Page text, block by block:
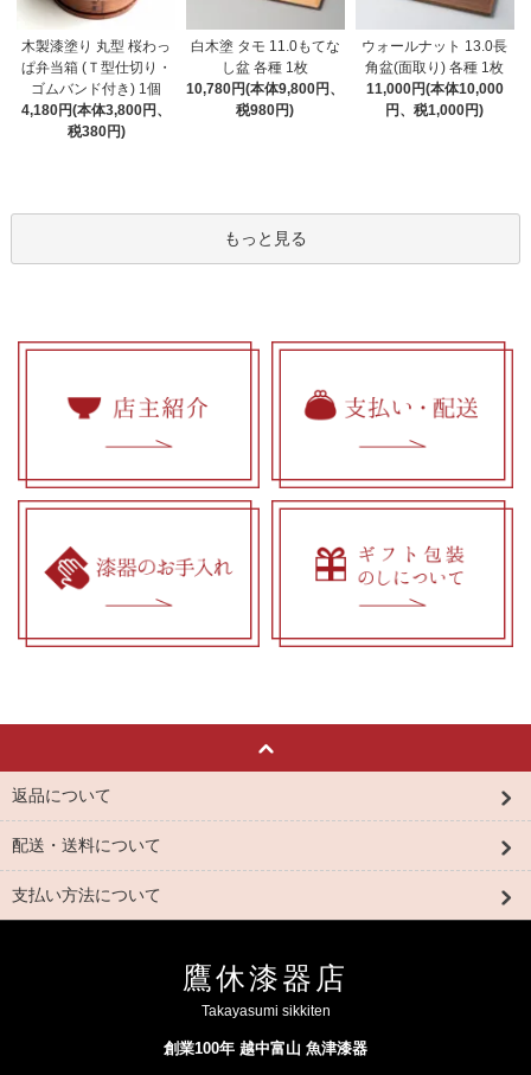
木製漆塗り 丸型 桜わっ
ぱ弁当箱 (Ｔ型仕切り・
ゴムバンド付き) 1個
4,180円(本体3,800円、
税380円)
白木塗 タモ 11.0もてな
し盆 各種 1枚
10,780円(本体9,800円、
税980円)
ウォールナット 13.0長
角盆(面取り) 各種 1枚
11,000円(本体10,000
円、税1,000円)
もっと見る
返品について
配送・送料について
支払い方法について
鷹休漆器店
Takayasumi sikkiten
創業100年 越中富山 魚津漆器